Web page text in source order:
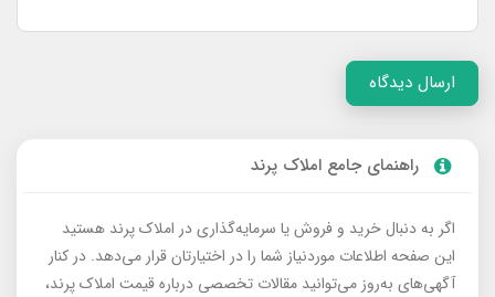
ارسال دیدگاه
راهنمای جامع املاک پرند
اگر به دنبال خرید و فروش یا سرمایه‌گذاری در املاک پرند هستید
این صفحه اطلاعات موردنیاز شما را در اختیارتان قرار می‌دهد. در کنار
آگهی‌های به‌روز می‌توانید مقالات تخصصی درباره قیمت املاک پرند،